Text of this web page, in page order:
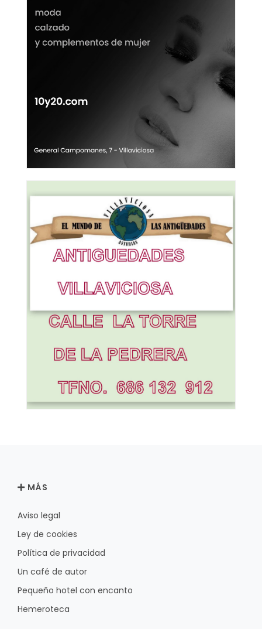
MÁS
Aviso legal
Ley de cookies
Política de privacidad
Un café de autor
Pequeño hotel con encanto
Hemeroteca